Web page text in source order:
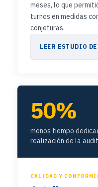
meses, lo que
turnos en medidas
conjeturas.
LEER ESTUDIO DE
50%
menos tiempo
realización de la
CALIDAD Y